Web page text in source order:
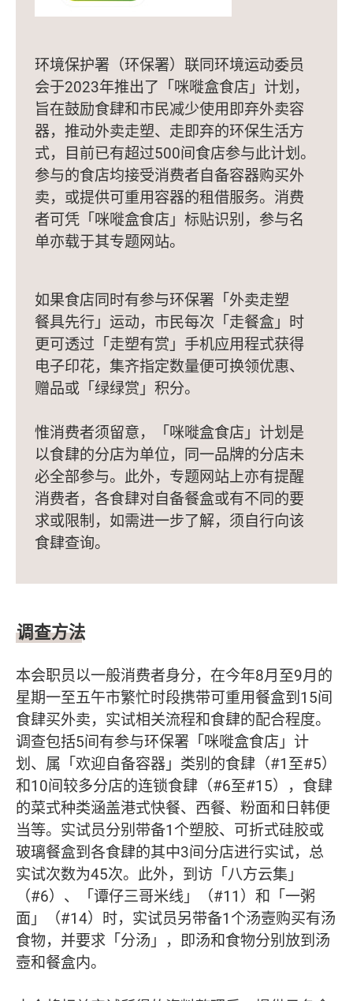
环境保护署（环保署）联同环境运动委员
会于2023年推出了「咪嘥盒食店」计划，
旨在鼓励食肆和市民减少使用即弃外卖容
器，推动外卖走塑、走即弃的环保生活方
式，目前已有超过500间食店参与此计划。
参与的食店均接受消费者自备容器购买外
卖，或提供可重用容器的租借服务。消费
者可凭「咪嘥盒食店」标贴识别，参与名
单亦载于其专题网站。
如果食店同时有参与环保署「外卖走塑
餐具先行」运动，市民每次「走餐盒」时
更可透过「走塑有赏」手机应用程式获得
电子印花，集齐指定数量便可换领优惠、
赠品或「绿绿赏」积分。
惟消费者须留意，「咪嘥盒食店」计划是
以食肆的分店为单位，同一品牌的分店未
必全部参与。此外，专题网站上亦有提醒
消费者，各食肆对自备餐盒或有不同的要
求或限制，如需进一步了解，须自行向该
食肆查询。
调查方法
本会职员以一般消费者身分，在今年8月至9月的
星期一至五午市繁忙时段携带可重用餐盒到15间
食肆买外卖，实试相关流程和食肆的配合程度。
调查包括5间有参与环保署「咪嘥盒食店」计
划、属「欢迎自备容器」类别的食肆（#1至#5）
和10间较多分店的连锁食肆（#6至#15），食肆
的菜式种类涵盖港式快餐、西餐、粉面和日韩便
当等。实试员分别带备1个塑胶、可折式硅胶或
玻璃餐盒到各食肆的其中3间分店进行实试，总
实试次数为45次。此外，到访「八方云集」
（#6）、「谭仔三哥米线」（#11）和「一粥
面」（#14）时，实试员另带备1个汤壼购买有汤
食物，并要求「分汤」，即汤和食物分别放到汤
壼和餐盒内。